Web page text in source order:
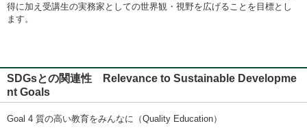
得に加え受講生の実務家としての世界観・視野を広げることを目標とし
ます。
SDGsとの関連性 Relevance to Sustainable Developme
nt Goals
Goal 4 質の高い教育をみんなに（Quality Education）